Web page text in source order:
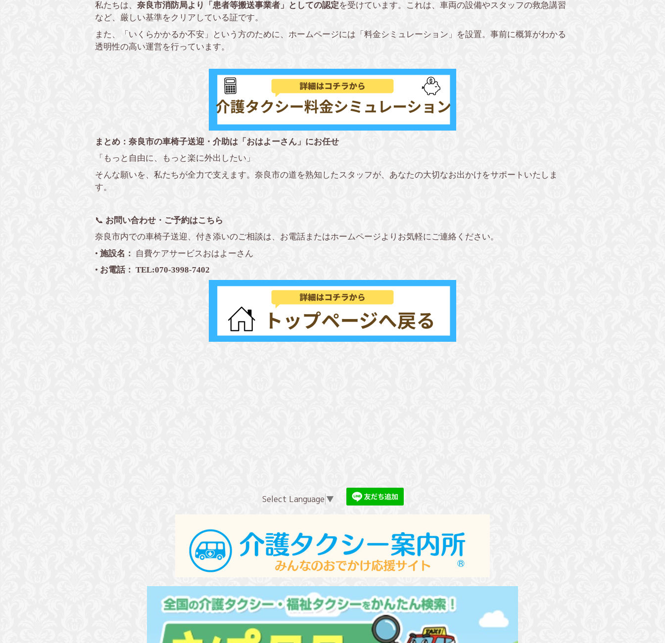
私たちは、 奈良市消防局より「患者等搬送事業者」としての認定を受けています。これは、車両の設備やスタッフの救急講習
など、厳しい基準をクリアしている証です。
また、「いくらかかるか不安」という方のために、ホームページには「料金シミュレーション」を設置。事前に概算がわかる
透明性の高い運営を行っています。
まとめ：奈良市の車椅子送迎・介助は「おはよーさん」にお任せ
「もっと自由に、もっと楽に外出したい」
そんな願いを、私たちが全力で支えます。奈良市の道を熟知したスタッフが、あなたの大切なお出かけをサポートいたしま
す。
📞 お問い合わせ・ご予約はこちら
奈良市内での車椅子送迎、付き添いのご相談は、お電話またはホームページよりお気軽にご連絡ください。
• 施設名：
自費ケアサービスおはよーさん
• お電話： TEL:070-3998-7402
Select Language ▼